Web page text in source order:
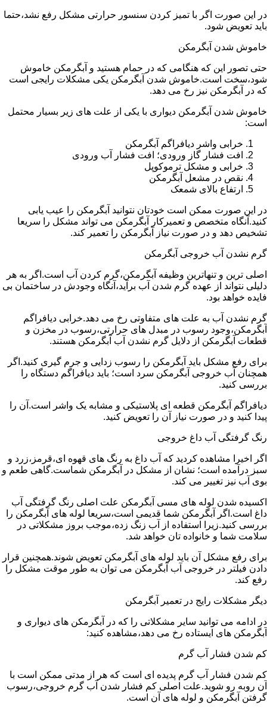
در این صورت اگر با تمیز کردن سنسور حرارتی مشکل رفع نشد،حتما
باید تعویض شود.
خاموش شدن آبگرمکن
حتی تصور این که هنگامی که در حمام هستید و آبگرمکن خاموش
شود،سخت است.خاموش شدن آبگرمکن یکی مشکلات رایجی است
که در آبگرمکن نیز رخ می دهد.
خاموش شدن آبگرمکن دیواری با یکی از علت های زیر بسیار محتمل
است:
خرابی واشر دیافراگم آبگرمکن
افت فشار گاز ورودی؛ افت فشار آب ورودی
خرابی و مشکل ترموکوپل
نقص در مشعل آبگرمکن
ارتفاع بالای شمعک
در این صورت ممکن است خودتان نتوانید آبگرمکن را عیب یابی
کنید.آنگاه متخصص و تعمیرکار آبگرمکن می تواند مشکل را سریعا
تشخیص دهد و در صورت نیاز آبگرمکن را تعمیر کند.
گرم نشدن آب خروجی آبگرمکن
اصلی ترین و تنهاترین وظیفه آبگرمکن،گرم کردن آب است.اگر به هر
دلیلی نتواند از عهده گرم شدن آب برآید،آنگاه وجودش در ساختمان بی
فایده خواهد بود.
گرم نشدن آب به علت های متفاوتی رخ می دهد.خرابی دیافراگم
آبگرمکن،وجود رسوب در مبدل های حرارتی،رسوب در مخزن و
قطعات آبگرمکن از دلایل گرم نشدن آب آبگرمکن هستند.
برای رفع مشکل باید آبگرمکن را رسوب زدایی و جرم گیری کنید.اگر
همچنان آب خروجی آبگرمکن سرد است؛ باید دیافراگم دستگاه را
بررسی کنید.
دیافراگم آبگرمکن قطعه ای پلاستیکی و مشابه یک واشر است.آن را
پیدا کنید و در صورت نیاز آن را تعویض کنید.
رنگ گرفتگی آب داغ خروجی
اگر اخیرا مشاهده کردید که آب داغ به رنگ های قهوه ای،قرمز،زرد و
سبز درآمده است؛ نشان از مشکل در آبگرمکن شماست.گاهی طعم و
بوی آب نیز تغییر می کند.
اکسیده شدن لوله های مسی آبگرمکن علت اصلی رنگ گرفتگی آب
داغ است.اگر آبگرمکن شما قدیمی است،سریعا لوله های آبگرمکن را
بررسی کنید.زیرا استفاده از آب زنگ زده،موجب بروز مشکلاتی در
سلامت شما و خانواده تان خواهد شد.
برای رفع مشکل آن باید لوله های آبگرمکن تعویض شوند.همچنین قرار
دادن فیلتر در خروجی آب آبگرمکن می توان به طور موقت مشکل را
رفع کند.
دیگر مشکلات رایج در تعمیر آبگرمکن
در ادامه می توانید سایر مشکلاتی را که در آبگرمکن های دیواری و
آبگرمکن های ایستاده رخ می دهد،مشاهده کنید:
کم شدن فشار آب گرم
کم شدن فشار آب گرم پدیده ای است که هر از مدتی ممکن است با
آن روبه رو شوید.علت اصلی کم فشار شدن آب گرم خروجی،رسوب
گرفتن آبگرمکن و لوله های آن است.